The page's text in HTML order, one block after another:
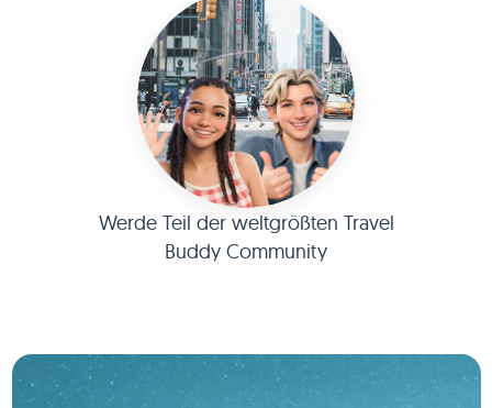
Werde Teil der weltgrößten Travel
Buddy Community